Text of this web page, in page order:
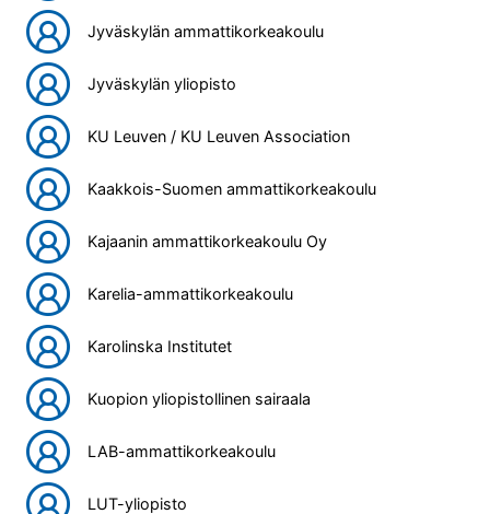
Jyväskylän ammattikorkeakoulu
Jyväskylän yliopisto
KU Leuven / KU Leuven Association
Kaakkois-Suomen ammattikorkeakoulu
Kajaanin ammattikorkeakoulu Oy
Karelia-ammattikorkeakoulu
Karolinska Institutet
Kuopion yliopistollinen sairaala
LAB-ammattikorkeakoulu
LUT-yliopisto